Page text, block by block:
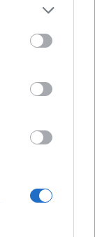
more Google
may click to
tags to
below Google